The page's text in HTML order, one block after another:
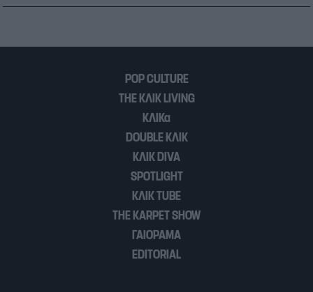
POP CULTURE
THE ΚΛΙΚ LIVING
ΚΛΙΚα
DOUBLE ΚΛΙΚ
ΚΛΙΚ DIVA
SPOTLIGHT
ΚΛΙΚ TUBE
THE KARPET SHOW
ΓΑΙΟΡΑΜΑ
EDITORIAL